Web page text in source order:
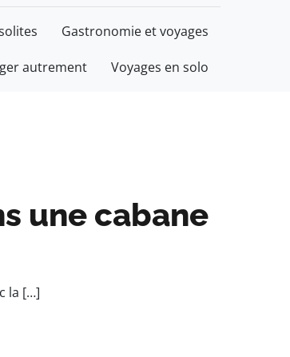
Gastronomie et voyages
autrement Voyages en solo
une cabane
la […]